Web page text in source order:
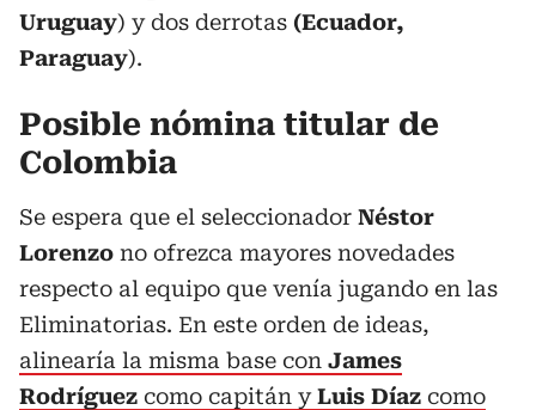
Uruguay) y dos derrotas (Ecuador,
Paraguay).
Posible nómina titular de
Colombia
Se espera que el seleccionador Néstor
Lorenzo no ofrezca mayores novedades
respecto al equipo que venía jugando en las
Eliminatorias. En este orden de ideas,
alinearía la misma base con James
Rodríguez como capitán yLuis Díaz como